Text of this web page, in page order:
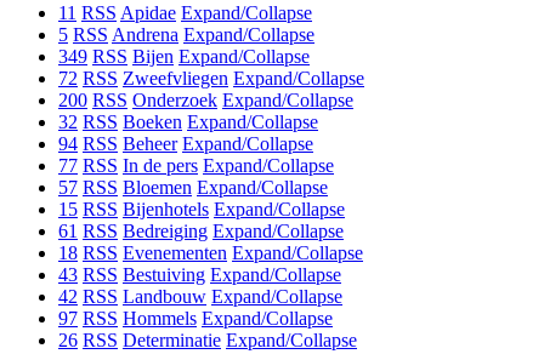
11 RSS Apidae Expand/Collapse
5 RSS Andrena Expand/Collapse
349 RSS Bijen Expand/Collapse
72 RSS Zweefvliegen Expand/Collapse
200 RSS Onderzoek Expand/Collapse
32 RSS Boeken Expand/Collapse
94 RSS Beheer Expand/Collapse
77 RSS In de pers Expand/Collapse
57 RSS Bloemen Expand/Collapse
15 RSS Bijenhotels Expand/Collapse
61 RSS Bedreiging Expand/Collapse
18 RSS Evenementen Expand/Collapse
43 RSS Bestuiving Expand/Collapse
42 RSS Landbouw Expand/Collapse
97 RSS Hommels Expand/Collapse
26 RSS Determinatie Expand/Collapse